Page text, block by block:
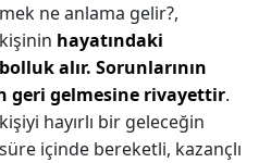
ne anlama gelir?,
hayatındaki
alır. Sorunlarının
geri gelmesine rivayettir.
hayırlı bir geleceğin
içinde bereketli, kazançlı